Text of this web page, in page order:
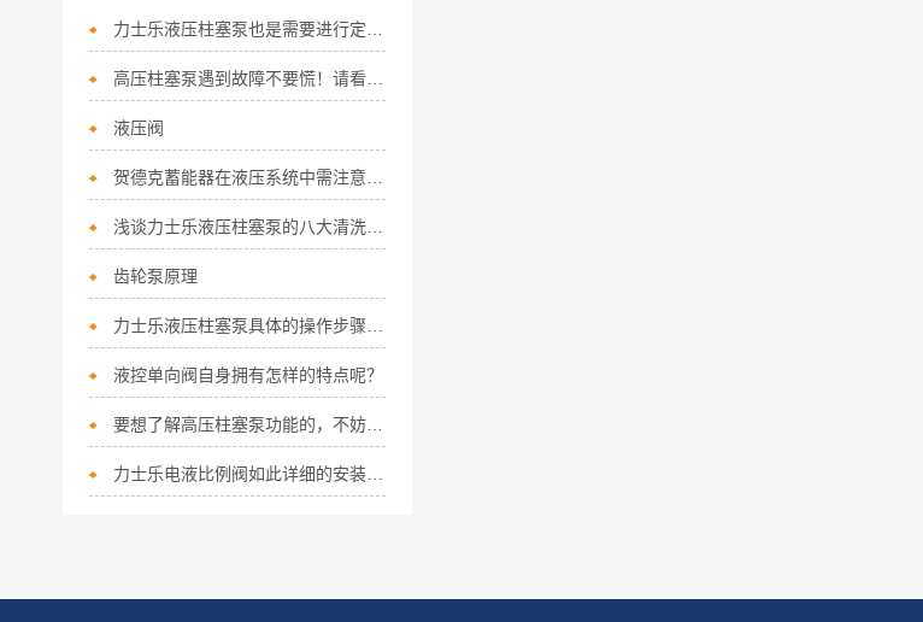
高压柱塞泵遇到故障不要慌！请看下文
液压阀
浅谈力士乐液压柱塞泵的八大清洗注意事项
齿轮泵原理
液控单向阀自身拥有怎样的特点呢？
要想了解高压柱塞泵功能的，不妨看看下文！
力士乐电液比例阀如此详细的安装指南，您竟然不知道？